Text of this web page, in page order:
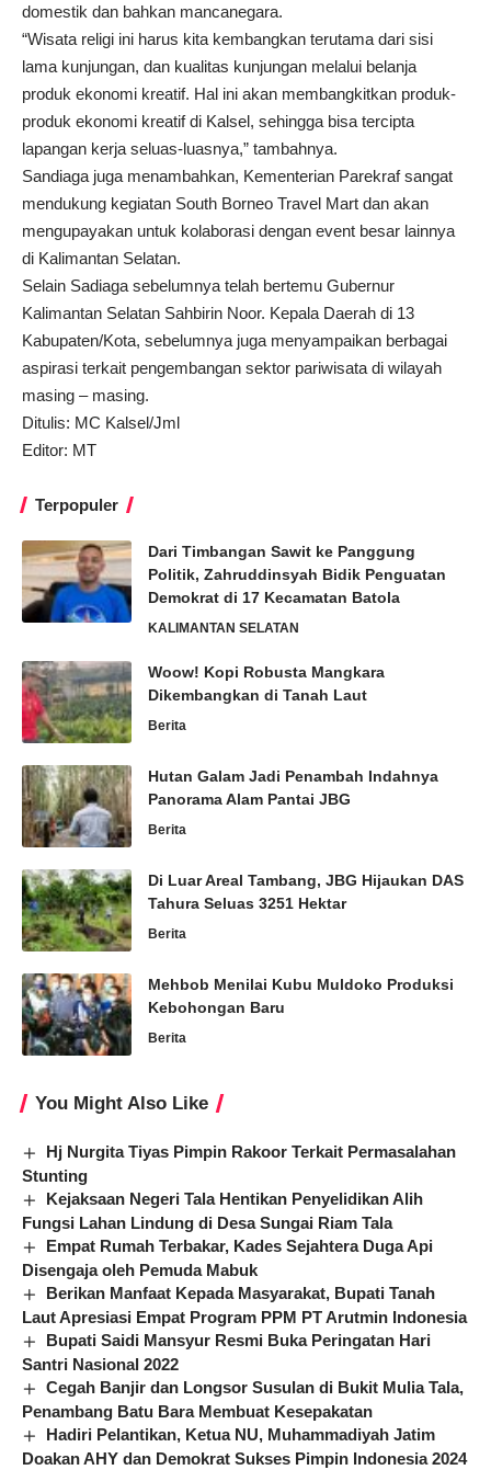
domestik dan bahkan mancanegara.
“Wisata religi ini harus kita kembangkan terutama dari sisi
lama kunjungan, dan kualitas kunjungan melalui belanja
produk ekonomi kreatif. Hal ini akan membangkitkan produk-
produk ekonomi kreatif di Kalsel, sehingga bisa tercipta
lapangan kerja seluas-luasnya,” tambahnya.
Sandiaga juga menambahkan, Kementerian Parekraf sangat
mendukung kegiatan South Borneo Travel Mart dan akan
mengupayakan untuk kolaborasi dengan event besar lainnya
di Kalimantan Selatan.
Selain Sadiaga sebelumnya telah bertemu Gubernur
Kalimantan Selatan Sahbirin Noor. Kepala Daerah di 13
Kabupaten/Kota, sebelumnya juga menyampaikan berbagai
aspirasi terkait pengembangan sektor pariwisata di wilayah
masing – masing.
Ditulis: MC Kalsel/Jml
Editor: MT
Terpopuler
Dari Timbangan Sawit ke Panggung
Politik, Zahruddinsyah Bidik Penguatan
Demokrat di 17 Kecamatan Batola
KALIMANTAN SELATAN
Woow! Kopi Robusta Mangkara
Dikembangkan di Tanah Laut
Berita
Hutan Galam Jadi Penambah Indahnya
Panorama Alam Pantai JBG
Berita
Di Luar Areal Tambang, JBG Hijaukan DAS
Tahura Seluas 3251 Hektar
Berita
Mehbob Menilai Kubu Muldoko Produksi
Kebohongan Baru
Berita
You Might Also Like
Hj Nurgita Tiyas Pimpin Rakoor Terkait Permasalahan
Stunting
Kejaksaan Negeri Tala Hentikan Penyelidikan Alih
Fungsi Lahan Lindung di Desa Sungai Riam Tala
Empat Rumah Terbakar, Kades Sejahtera Duga Api
Disengaja oleh Pemuda Mabuk
Berikan Manfaat Kepada Masyarakat, Bupati Tanah
Laut Apresiasi Empat Program PPM PT Arutmin Indonesia
Bupati Saidi Mansyur Resmi Buka Peringatan Hari
Santri Nasional 2022
Cegah Banjir dan Longsor Susulan di Bukit Mulia Tala,
Penambang Batu Bara Membuat Kesepakatan
Hadiri Pelantikan, Ketua NU, Muhammadiyah Jatim
Doakan AHY dan Demokrat Sukses Pimpin Indonesia 2024